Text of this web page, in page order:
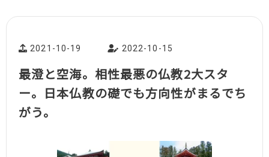
2021-10-19 2022-10-15
最澄と空海。相性最悪の仏教2大スタ
ー。日本仏教の礎でも方向性がまるでち
がう。